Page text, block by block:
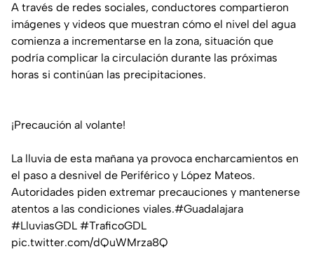
A través de redes sociales, conductores compartieron
imágenes y videos que muestran cómo el nivel del agua
comienza a incrementarse en la zona, situación que
podría complicar la circulación durante las próximas
horas si continúan las precipitaciones.
¡Precaución al volante!
La lluvia de esta mañana ya provoca encharcamientos en
el paso a desnivel de Periférico y López Mateos.
Autoridades piden extremar precauciones y mantenerse
atentos a las condiciones viales.#Guadalajara
#LluviasGDL #TraficoGDL
pic.twitter.com/dQuWMrza8Q